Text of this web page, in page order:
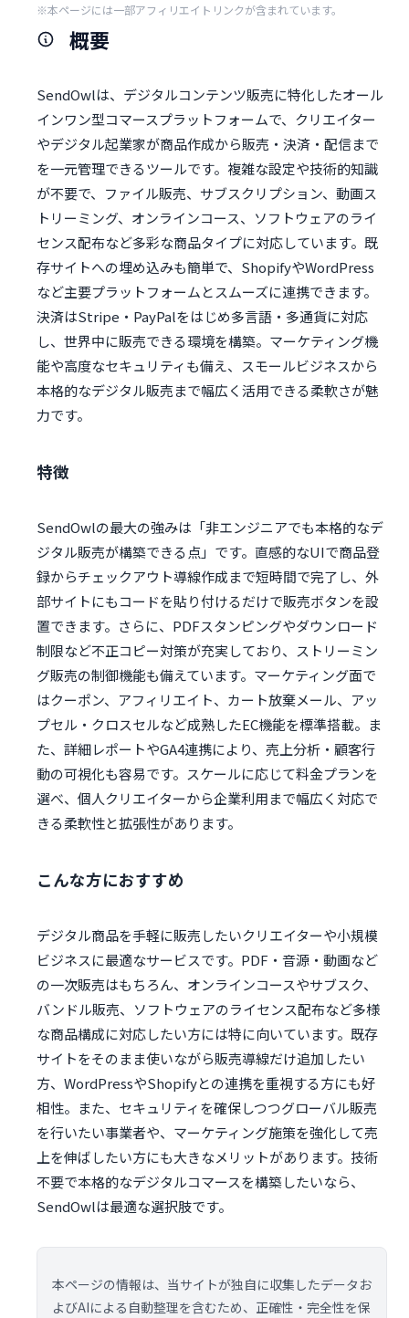
※本ページには一部アフィリエイトリンクが含まれています。
概要
SendOwlは、デジタルコンテンツ販売に特化したオール
インワン型コマースプラットフォームで、クリエイター
やデジタル起業家が商品作成から販売・決済・配信まで
を一元管理できるツールです。複雑な設定や技術的知識
が不要で、ファイル販売、サブスクリプション、動画ス
トリーミング、オンラインコース、ソフトウェアのライ
センス配布など多彩な商品タイプに対応しています。既
存サイトへの埋め込みも簡単で、ShopifyやWordPress
など主要プラットフォームとスムーズに連携できます。
決済はStripe・PayPalをはじめ多言語・多通貨に対応
し、世界中に販売できる環境を構築。マーケティング機
能や高度なセキュリティも備え、スモールビジネスから
本格的なデジタル販売まで幅広く活用できる柔軟さが魅
力です。
特徴
SendOwlの最大の強みは「非エンジニアでも本格的なデ
ジタル販売が構築できる点」です。直感的なUIで商品登
録からチェックアウト導線作成まで短時間で完了し、外
部サイトにもコードを貼り付けるだけで販売ボタンを設
置できます。さらに、PDFスタンピングやダウンロード
制限など不正コピー対策が充実しており、ストリーミン
グ販売の制御機能も備えています。マーケティング面で
はクーポン、アフィリエイト、カート放棄メール、アッ
プセル・クロスセルなど成熟したEC機能を標準搭載。ま
た、詳細レポートやGA4連携により、売上分析・顧客行
動の可視化も容易です。スケールに応じて料金プランを
選べ、個人クリエイターから企業利用まで幅広く対応で
きる柔軟性と拡張性があります。
こんな方におすすめ
デジタル商品を手軽に販売したいクリエイターや小規模
ビジネスに最適なサービスです。PDF・音源・動画など
の一次販売はもちろん、オンラインコースやサブスク、
バンドル販売、ソフトウェアのライセンス配布など多様
な商品構成に対応したい方には特に向いています。既存
サイトをそのまま使いながら販売導線だけ追加したい
方、WordPressやShopifyとの連携を重視する方にも好
相性。また、セキュリティを確保しつつグローバル販売
を行いたい事業者や、マーケティング施策を強化して売
上を伸ばしたい方にも大きなメリットがあります。技術
不要で本格的なデジタルコマースを構築したいなら、
SendOwlは最適な選択肢です。
本ページの情報は、当サイトが独自に収集したデータお
よびAIによる自動整理を含むため、正確性・完全性を保